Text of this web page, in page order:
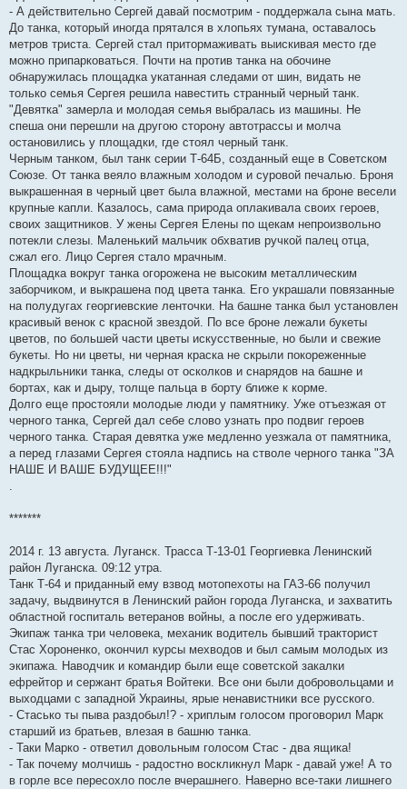
- А действительно Сергей давай посмотрим - поддержала сына мать.
До танка, который иногда прятался в хлопьях тумана, оставалось
метров триста. Сергей стал притормаживать выискивая место где
можно припарковаться. Почти на против танка на обочине
обнаружилась площадка укатанная следами от шин, видать не
только семья Сергея решила навестить странный черный танк.
"Девятка" замерла и молодая семья выбралась из машины. Не
спеша они перешли на другою сторону автотрассы и молча
остановились у площадки, где стоял черный танк.
Черным танком, был танк серии Т-64Б, созданный еще в Советском
Союзе. От танка веяло влажным холодом и суровой печалью. Броня
выкрашенная в черный цвет была влажной, местами на броне весели
крупные капли. Казалось, сама природа оплакивала своих героев,
своих защитников. У жены Сергея Елены по щекам непроизвольно
потекли слезы. Маленький мальчик обхватив ручкой палец отца,
сжал его. Лицо Сергея стало мрачным.
Площадка вокруг танка огорожена не высоким металлическим
заборчиком, и выкрашена под цвета танка. Его украшали повязанные
на полудугах георгиевские ленточки. На башне танка был установлен
красивый венок с красной звездой. По все броне лежали букеты
цветов, по большей части цветы искусственные, но были и свежие
букеты. Но ни цветы, ни черная краска не скрыли покореженные
надкрыльники танка, следы от осколков и снарядов на башне и
бортах, как и дыру, толще пальца в борту ближе к корме.
Долго еще простояли молодые люди у памятнику. Уже отъезжая от
черного танка, Сергей дал себе слово узнать про подвиг героев
черного танка. Старая девятка уже медленно уезжала от памятника,
а перед глазами Сергея стояла надпись на стволе черного танка "ЗА
НАШЕ И ВАШЕ БУДУЩЕЕ!!!"
.
*******
2014 г. 13 августа. Луганск. Трасса Т-13-01 Георгиевка Ленинский
район Луганска. 09:12 утра.
Танк Т-64 и приданный ему взвод мотопехоты на ГАЗ-66 получил
задачу, выдвинутся в Ленинский район города Луганска, и захватить
областной госпиталь ветеранов войны, а после его удерживать.
Экипаж танка три человека, механик водитель бывший тракторист
Стас Хороненко, окончил курсы мехводов и был самым молодых из
экипажа. Наводчик и командир были еще советской закалки
ефрейтор и сержант братья Войтеки. Все они были добровольцами и
выходцами с западной Украины, ярые ненавистники все русского.
- Стасько ты пыва раздобыл!? - хриплым голосом проговорил Марк
старший из братьев, влезая в башню танка.
- Таки Марко - ответил довольным голосом Стас - два ящика!
- Так почему молчишь - радостно воскликнул Марк - давай уже! А то
в горле все пересохло после вчерашнего. Наверно все-таки лишнего